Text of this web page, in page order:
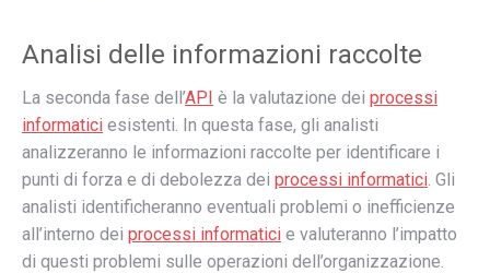
Analisi delle informazioni raccolte
La seconda fase dell’API è la valutazione dei processi
informatici esistenti. In questa fase, gli analisti
analizzeranno le informazioni raccolte per identificare i
punti di forza e di debolezza dei processi informatici. Gli
analisti identificheranno eventuali problemi o inefficienze
all’interno dei processi informatici e valuteranno l’impatto
di questi problemi sulle operazioni dell’organizzazione.